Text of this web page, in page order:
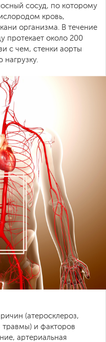
сосуд, по которому
кровь,
организма. В течение
протекает около 200
с чем, стенки аорты
(атеросклероз,
травмы) и факторов
артериальная